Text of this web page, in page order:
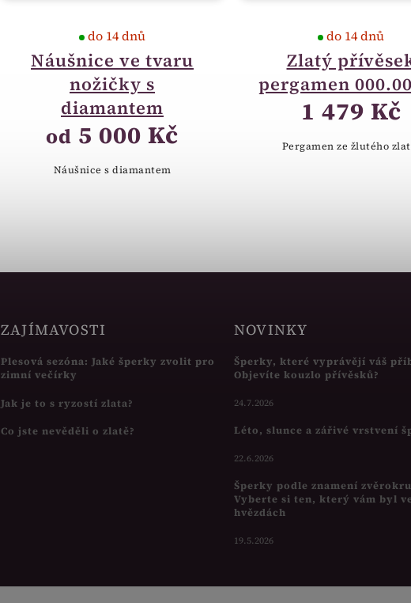
Náušnice ve tvaru
nožičky s
diamantem
do 14 dnů
od 5 000 Kč
Náušnice s diamantem
Zlatý
pergamen
do 14 dnů
1 479 Kč
Pergamen ze žlutého
ZAJÍMAVOSTI
Plesová sezóna: Jaké šperky zvolit pro
zimní večírky
Jak je to s ryzostí zlata?
Co jste nevěděli o zlatě?
NOVINKY
Šperky, které vyprávějí váš
Objevíte kouzlo přívěsků?
24.7.2026
Léto, slunce a zářivé vrstvení
22.6.2026
Šperky podle znamení
Vyberte si ten, který vám byl
hvězdách
19.5.2026